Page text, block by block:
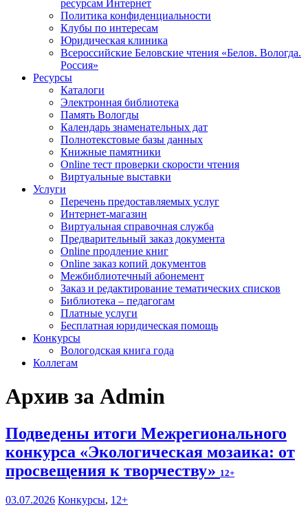
ресурсам Интернет
Политика конфиденциальности
Клубы по интересам
Юридическая клиника
Всероссийские Беловские чтения «Белов. Вологда.
Россия»
Ресурсы
Каталоги
Электронная библиотека
Память Вологды
Календарь знаменательных дат
Полнотекстовые базы данных
Книжные памятники
Online тест проверки скорости чтения
Виртуальные выставки
Услуги
Перечень предоставляемых услуг
Интернет-магазин
Виртуальная справочная служба
Предварительный заказ документа
Online продление книг
Online заказ копий документов
Межбиблиотечный абонемент
Заказ и редактирование тематических списков
Библиотека – педагогам
Платные услуги
Бесплатная юридическая помощь
Конкурсы
Вологодская книга года
Коллегам
Архив за Admin
Подведены итоги Межрегионального
конкурса «Экологическая мозаика: от
просвещения к творчеству» 12+
03.07.2026 Конкурсы, 12+